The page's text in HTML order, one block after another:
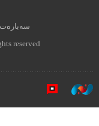
سەبارەت
reserved